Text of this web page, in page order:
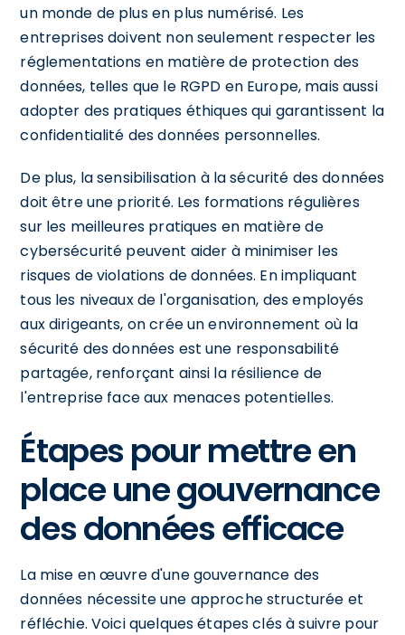
un monde de plus en plus numérisé. Les
entreprises doivent non seulement respecter les
réglementations en matière de protection des
données, telles que le RGPD en Europe, mais aussi
adopter des pratiques éthiques qui garantissent la
confidentialité des données personnelles.
De plus, la sensibilisation à la sécurité des données
doit être une priorité. Les formations régulières
sur les meilleures pratiques en matière de
cybersécurité peuvent aider à minimiser les
risques de violations de données. En impliquant
tous les niveaux de l'organisation, des employés
aux dirigeants, on crée un environnement où la
sécurité des données est une responsabilité
partagée, renforçant ainsi la résilience de
l'entreprise face aux menaces potentielles.
Étapes pour mettre en
place une gouvernance
des données efficace
La mise en œuvre d'une gouvernance des
données nécessite une approche structurée et
réfléchie. Voici quelques étapes clés à suivre pour